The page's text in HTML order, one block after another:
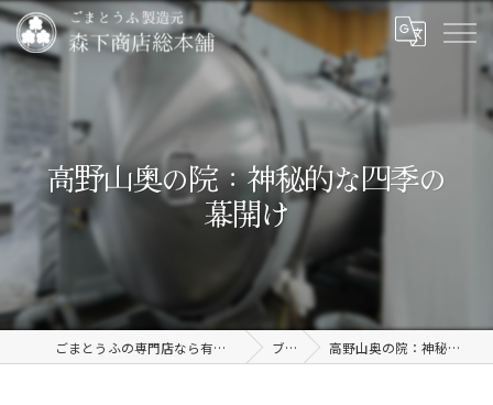
高野山奥の院：神秘的な四季の
幕開け
ごまとうふの専門店なら有限会社森下商店総本舗 ブログ 高野山奥の院：神秘的な四季の幕開け